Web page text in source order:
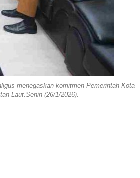
menegaskan komitmen Pemerintah Kota
Laut.Senin (26/1/2026).